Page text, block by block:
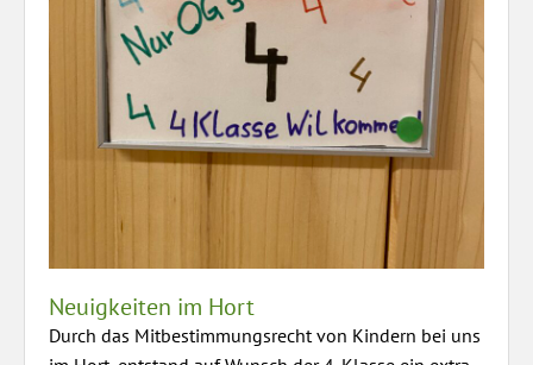
Neuigkeiten im Hort
Durch das Mitbestimmungsrecht von Kindern bei uns